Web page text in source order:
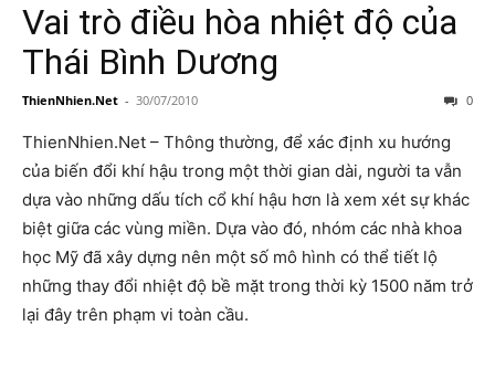
Vai trò điều hòa nhiệt độ của
Thái Bình Dương
ThienNhien.Net - 30/07/2010 0
ThienNhien.Net – Thông thường, để xác định xu hướng
của biến đổi khí hậu trong một thời gian dài, người ta vẫn
dựa vào những dấu tích cổ khí hậu hơn là xem xét sự khác
biệt giữa các vùng miền. Dựa vào đó, nhóm các nhà khoa
học Mỹ đã xây dựng nên một số mô hình có thể tiết lộ
những thay đổi nhiệt độ bề mặt trong thời kỳ 1500 năm trở
lại đây trên phạm vi toàn cầu.